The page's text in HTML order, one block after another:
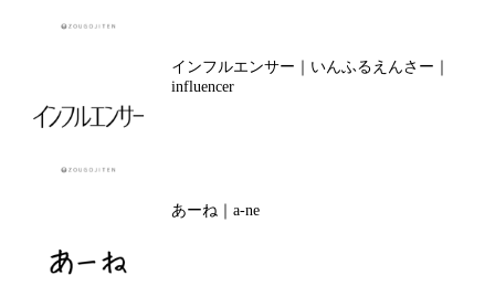
インフルエンサー｜いんふるえんさー｜
influencer
あーね｜a-ne